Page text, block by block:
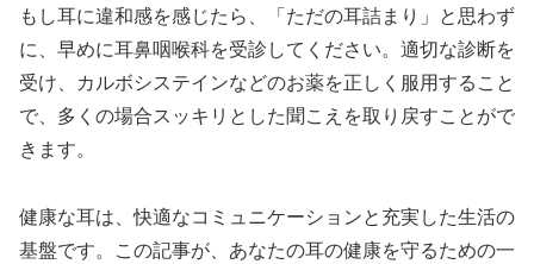
もし耳に違和感を感じたら、「ただの耳詰まり」と思わず
に、早めに耳鼻咽喉科を受診してください。適切な診断を
受け、カルボシステインなどのお薬を正しく服用すること
で、多くの場合スッキリとした聞こえを取り戻すことがで
きます。
健康な耳は、快適なコミュニケーションと充実した生活の
基盤です。この記事が、あなたの耳の健康を守るための一